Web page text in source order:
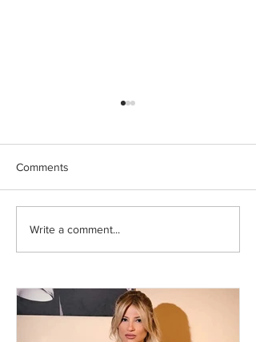
Ευρυδίκη Βαλαβάνη: Η
δημόσια εξομολόγηση
Μόργκαν – «Τα όνειρα
όντως γίνονται
πραγματικότητα»
Comments
Write a comment...